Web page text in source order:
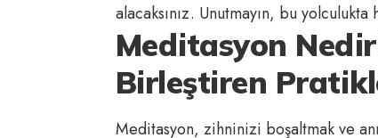
alacaksınız. Unutmayın, bu
Meditasyon
Birleştiren
Meditasyon, zihninizi boşaltmak ve